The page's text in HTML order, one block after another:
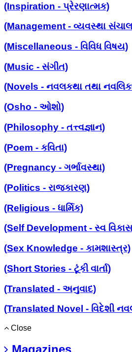
(Inspiration - પ્રેરણાત્મક)
(Management - વ્યવસ્થા
(Miscellaneous - વિવિધ વિષય)
(Music - સંગીત)
(Novels - નવલકથા તથા
(Osho - ઓશો)
(Philosophy - તત્ત્વજ્ઞાન)
(Poem - કવિતા)
(Pregnancy - ગર્ભાવસ્થા)
(Politics - રાજકારણ)
(Religious - ધાર્મિક)
(Self Development - સ્વ
(Sex Knowledge - કામશાસ્ત્ર)
(Short Stories - ટૂંકી વાર્તા)
(Translated - અનુવાદ)
(Translated Novel - વિદેશી
Close
Magazines